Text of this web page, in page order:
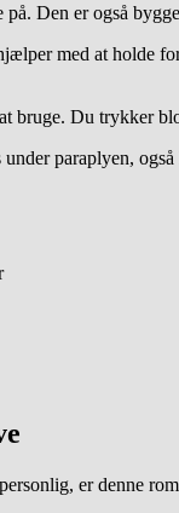
Den er også
med at holde
bruge. Du trykker
paraplyen,
er denne